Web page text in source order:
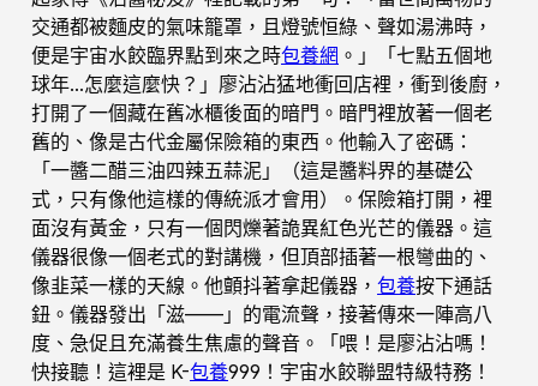
交通都被麵皮的氣味籠罩，且燈號恒綠、聲如湯沸時，
便是宇宙水餃臨界點到來之時包養網 。」「七點五個地
球年…怎麼這麼快？」廖沾沾猛地衝回店裡，衝到後廚，
打開了一個藏在舊冰櫃後面的暗門。暗門裡放著一個老
舊的、像是古代金屬保險箱的東西。他輸入了密碼：
「一醬二醋三油四辣五蒜泥」（這是醬料界的基礎公
式，只有像他這樣的傳統派才會用）。保險箱打開，裡
面沒有黃金，只有一個閃爍著詭異紅色光芒的儀器。這
儀器很像一個老式的對講機，但頂部插著一根彎曲的、
像韭菜一樣的天線。他顫抖著拿起儀器， 包養按下通話
鈕。儀器發出「滋——」的電流聲，接著傳來一陣高八
度、急促且充滿養生焦慮的聲音。「喂！是廖沾沾嗎！
快接聽！這裡是 K-包養999！宇宙水餃聯盟特級特務！